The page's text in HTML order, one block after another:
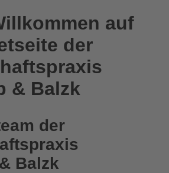
auf
der
& Balzk
der
Balzk